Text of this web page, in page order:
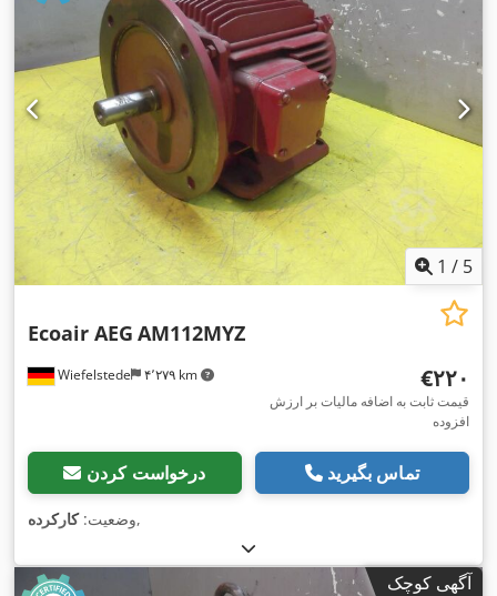
1 / 5
Wiefelstede ۴٬۲۷۹ km
Ecoair AEG AM112MYZ
‎€۲۲۰
قیمت ثابت به اضافه مالیات بر ارزش
افزوده
درخواست کردن تماس بگیرید
وضعیت:کارکرده ,
آگهی کوچک